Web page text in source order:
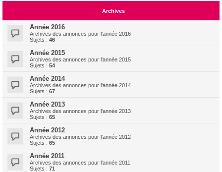
Archives
Année 2016
Archives des annonces pour l'année 2016
Sujets : 46
Année 2015
Archives des annonces pour l'année 2015
Sujets : 54
Année 2014
Archives des annonces pour l'année 2014
Sujets : 67
Année 2013
Archives des annonces pour l'année 2013
Sujets : 65
Année 2012
Archives des annonces pour l'année 2012
Sujets : 65
Année 2011
Archives des annonces pour l'année 2011
Sujets : 71